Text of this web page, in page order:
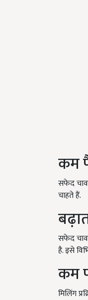
कम
सफेद
चाहते हैं.
सफेद
है. इसे
कम
मिलिंग